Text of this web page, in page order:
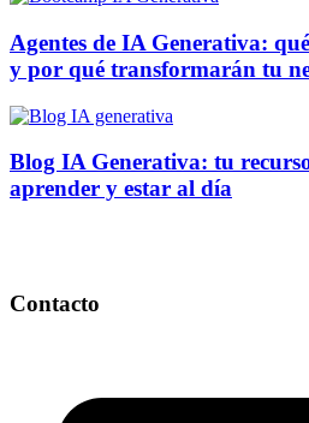
Agentes de IA Generativa:
y por qué transformarán tu
Blog IA Generativa: tu
aprender y estar al día
Contacto